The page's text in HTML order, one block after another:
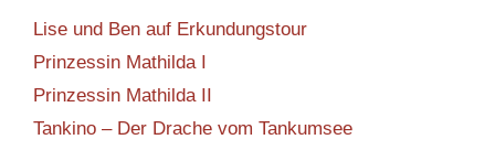
Lise und Ben auf Erkundungstour
Prinzessin Mathilda I
Prinzessin Mathilda II
Tankino – Der Drache vom Tankumsee